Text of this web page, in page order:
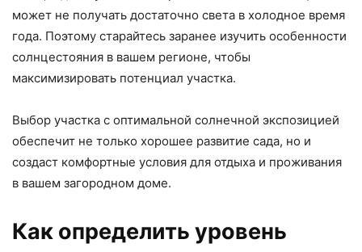
может не получать достаточно света в холодное время
года. Поэтому старайтесь заранее изучить особенности
солнцестояния в вашем регионе, чтобы
максимизировать потенциал участка.
Выбор участка с оптимальной солнечной экспозицией
обеспечит не только хорошее развитие сада, но и
создаст комфортные условия для отдыха и проживания
в вашем загородном доме.
Как определить уровень